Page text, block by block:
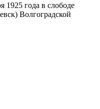
1925 года в слободе
Волгоградской